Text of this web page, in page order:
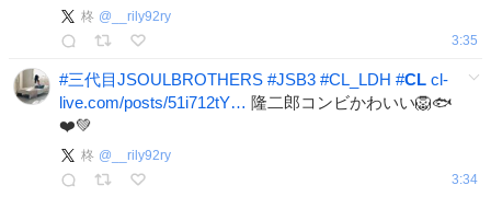
柊 @ __rily92ry
3:35
#三代目JSOULBROTHERS #JSB3 #CL_LDH #CL cl-
live.com/posts/51i712tY… 隆二郎コンビかわいい🦁🐟
❤️💚
柊 @ __rily92ry
3:34